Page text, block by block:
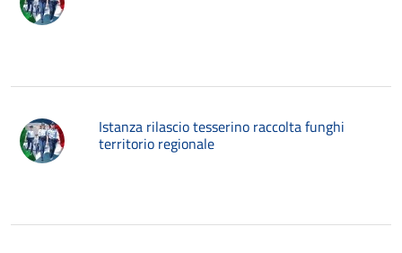
Istanza rilascio tesserino raccolta funghi
territorio regionale